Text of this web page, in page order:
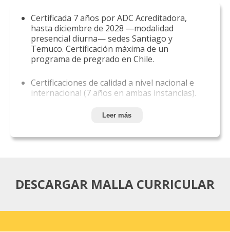
Certificada 7 años por ADC Acreditadora,
hasta diciembre de 2028 —modalidad
presencial diurna— sedes Santiago y
Temuco. Certificación máxima de un
programa de pregrado en Chile.
Certificaciones de calidad a nivel nacional e
internacional (7 años en ambas instancias).
Temprana aproximación a campos
aprendizajes.
profesionales, además de la existencia de
Leer más
DESCARGAR MALLA CURRICULAR